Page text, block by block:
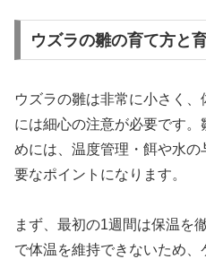
ウズラの雛の育て方と
ウズラの雛は非常に小さく
には細心の注意が必要です
めには、温度管理・餌や水
要なポイントになります。
まず、最初の1週間は保温を
で体温を維持できないため